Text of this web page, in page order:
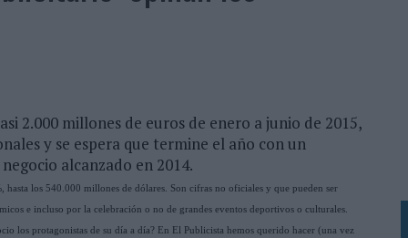
MARCAS
IA
LA INFANCIA EN SU ESTRATEGIA
EN VERANO Y SUPERA AL MÓVIL COMO DISPOSITIVO MÁS UTILIZADO
ESPAÑOLES
COMERCIAL GLOBAL
2.000 millones de euros de enero a junio de 2015,
y se espera que termine el año con un
alcanzado en 2014.
los 540.000 millones de dólares. Son cifras no oficiales y que pueden ser
e incluso por la celebración o no de grandes eventos deportivos o culturales.
los protagonistas de su día a día? En El Publicista hemos querido hacer (una vez